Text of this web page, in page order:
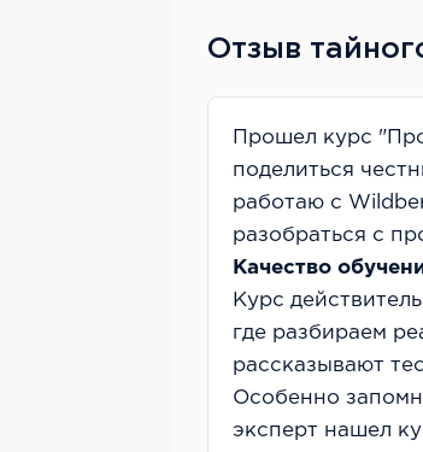
Отзыв
Прошел курс
поделиться
работаю с
разобраться с
Качество
Курс
где разбираем
рассказывают
Особенно
эксперт нашел